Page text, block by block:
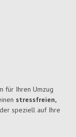
für Ihren Umzug
stressfreien,
speziell auf Ihre